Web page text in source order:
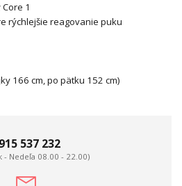
1
rýchlejšie reagovanie puku
166 cm, po pätku 152 cm)
537 232
- Nedeľa 08.00 - 22.00)